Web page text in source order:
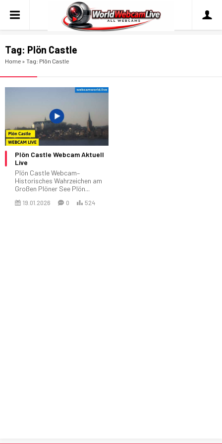
Tag: Plön Castle
Home » Tag: Plön Castle
Plön Castle Webcam Aktuell
Live
Plön Castle Webcam–
Historisches Wahrzeichen am
Großen Plöner See Plön...
19.01.2026 0 524